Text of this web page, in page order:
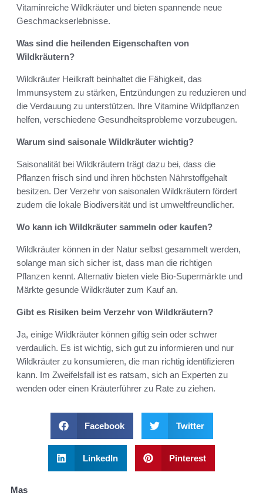
Vitaminreiche Wildkräuter und bieten spannende neue
Geschmackserlebnisse.
Was sind die heilenden Eigenschaften von
Wildkräutern?
Wildkräuter Heilkraft beinhaltet die Fähigkeit, das
Immunsystem zu stärken, Entzündungen zu reduzieren und
die Verdauung zu unterstützen. Ihre Vitamine Wildpflanzen
helfen, verschiedene Gesundheitsprobleme vorzubeugen.
Warum sind saisonale Wildkräuter wichtig?
Saisonalität bei Wildkräutern trägt dazu bei, dass die
Pflanzen frisch sind und ihren höchsten Nährstoffgehalt
besitzen. Der Verzehr von saisonalen Wildkräutern fördert
zudem die lokale Biodiversität und ist umweltfreundlicher.
Wo kann ich Wildkräuter sammeln oder kaufen?
Wildkräuter können in der Natur selbst gesammelt werden,
solange man sich sicher ist, dass man die richtigen
Pflanzen kennt. Alternativ bieten viele Bio-Supermärkte und
Märkte gesunde Wildkräuter zum Kauf an.
Gibt es Risiken beim Verzehr von Wildkräutern?
Ja, einige Wildkräuter können giftig sein oder schwer
verdaulich. Es ist wichtig, sich gut zu informieren und nur
Wildkräuter zu konsumieren, die man richtig identifizieren
kann. Im Zweifelsfall ist es ratsam, sich an Experten zu
wenden oder einen Kräuterführer zu Rate zu ziehen.
Facebook Twitter
LinkedIn Pinterest
Mas